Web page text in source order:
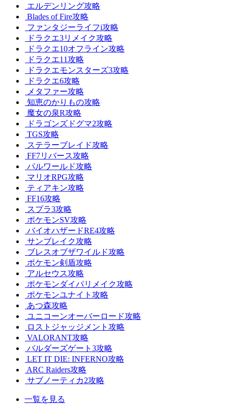
エルデンリング攻略
Blades of Fire攻略
ファンタジーライフi攻略
ドラクエ3リメイク攻略
ドラクエ10オフライン攻略
ドラクエ11攻略
ドラクエモンスターズ3攻略
ドラクエ6攻略
メタファー攻略
知恵のかりもの攻略
魔女の泉R攻略
ドラゴンズドグマ2攻略
TGS攻略
ステラーブレイド攻略
FF7リバース攻略
パルワールド攻略
マリオRPG攻略
ティアキン攻略
FF16攻略
スプラ3攻略
ポケモンSV攻略
バイオハザードRE4攻略
サンブレイク攻略
ブレスオブザワイルド攻略
ポケモン剣盾攻略
アルセウス攻略
ポケモンダイパリメイク攻略
ポケモンユナイト攻略
あつ森攻略
ユニコーンオーバーロード攻略
ロストジャッジメント攻略
VALORANT攻略
バルダーズゲート3攻略
LET IT DIE: INFERNO攻略
ARC Raiders攻略
サブノーティカ2攻略
一覧を見る